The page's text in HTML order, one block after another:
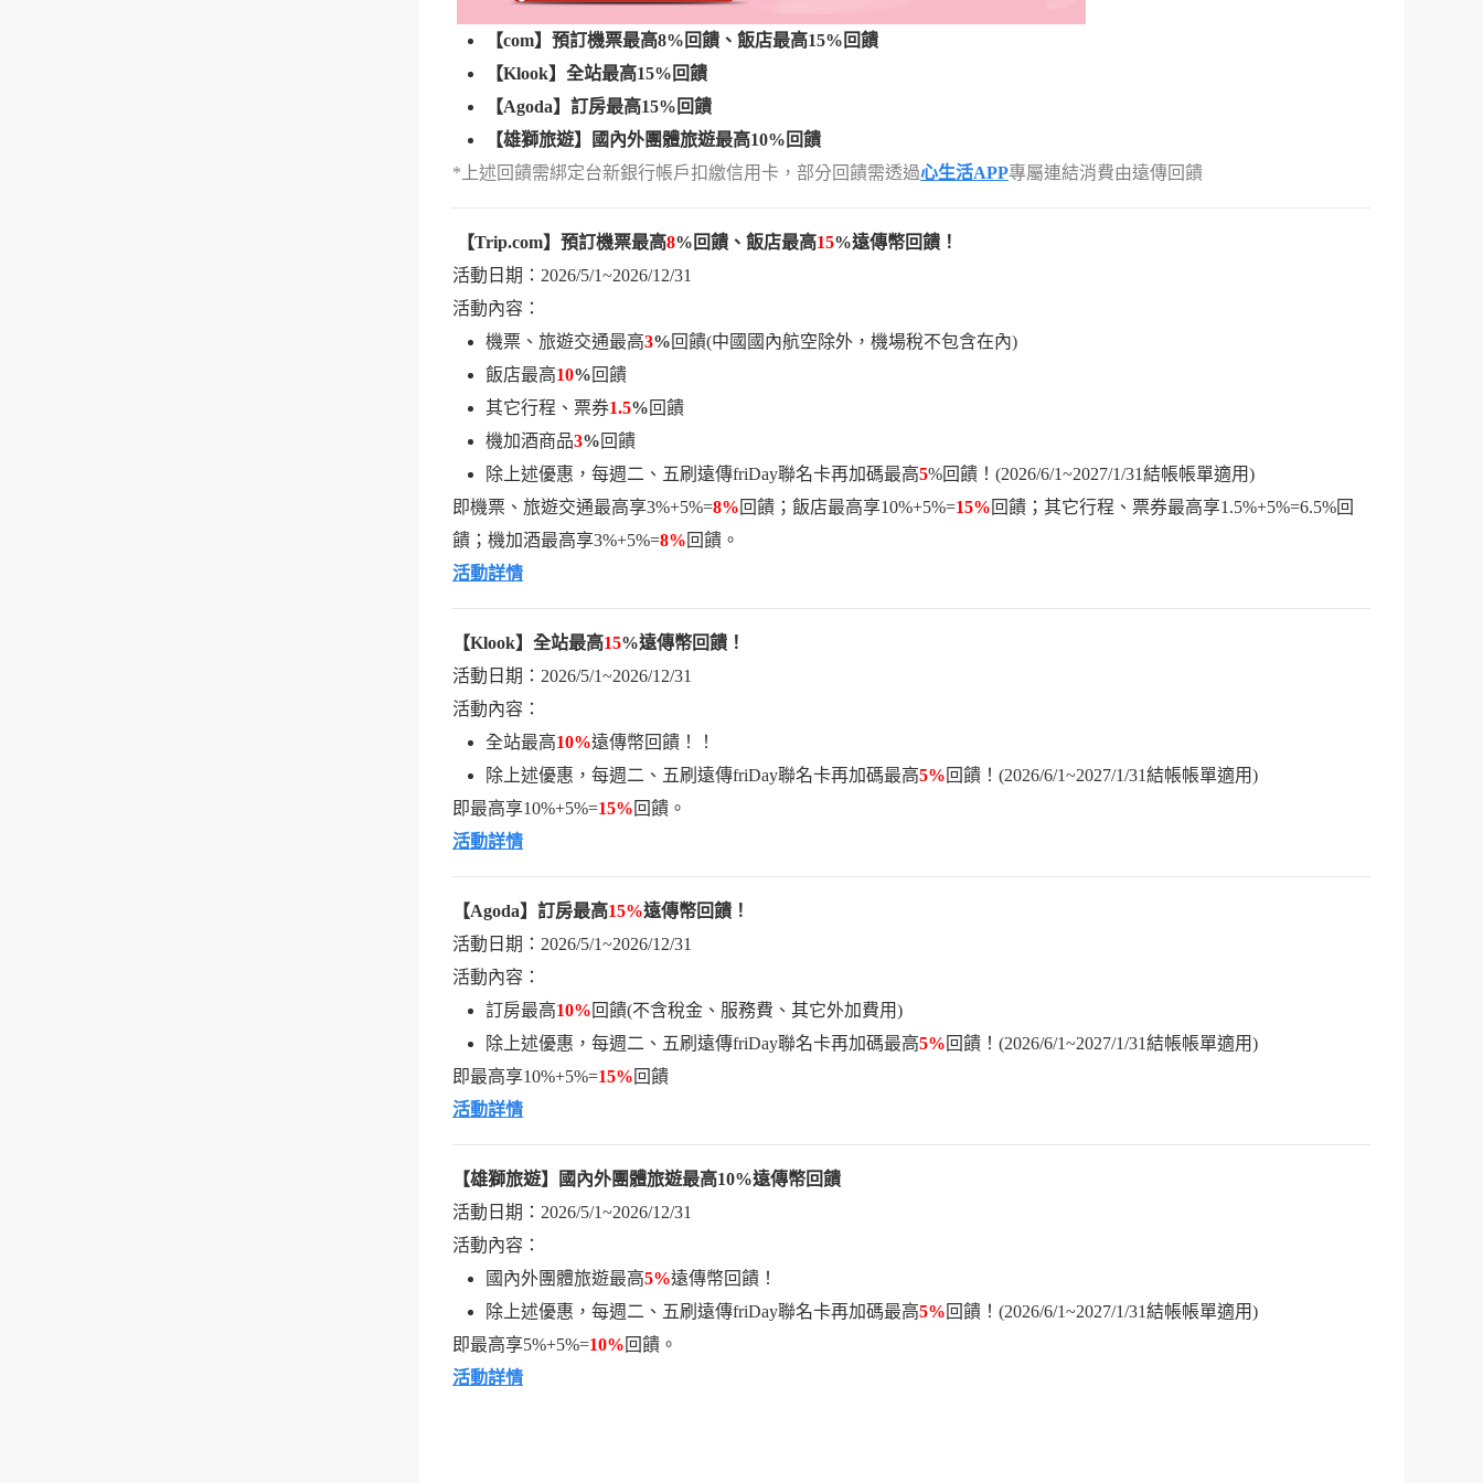
【com】預訂機票最高8% 回饋、飯店最高15% 回饋
【Klook】全站最高15% 回饋
【Agoda】訂房最高15% 回饋
【雄獅旅遊】國內外團體旅遊最高10% 回饋
*上述回饋需綁定台新銀行帳戶扣繳信用卡，部分回饋需透過心生活APP專屬連結消費由遠傳回饋
【Trip.com】預訂機票最高8% 回饋、飯店最高15%遠傳幣回饋！
活動日期：2026/5/1~2026/12/31
活動內容：
機票、旅遊交通最高3% 回饋(中國國內航空除外，機場稅不包含在內)
飯店最高10% 回饋
其它行程、票券1.5% 回饋
機加酒商品3% 回饋
除上述優惠，每週二、五刷遠傳friDay聯名卡再加碼最高5%回饋！(2026/6/1~2027/1/31結帳帳單適用)
即機票、旅遊交通最高享3%+5%=8% 回饋；飯店最高享10%+5%=15% 回饋；其它行程、票券最高享1.5%+5%=6.5%回
饋；機加酒最高享3%+5%=8% 回饋。
活動詳情
【Klook】全站最高15%遠傳幣回饋！
活動日期：2026/5/1~2026/12/31
活動內容：
全站最高10%遠傳幣回饋！！
除上述優惠，每週二、五刷遠傳friDay聯名卡再加碼最高5% 回饋！(2026/6/1~2027/1/31結帳帳單適用)
即最高享10%+5%=15% 回饋。
活動詳情
【Agoda】訂房最高15%遠傳幣回饋！
活動日期：2026/5/1~2026/12/31
活動內容：
訂房最高10% 回饋(不含稅金、服務費、其它外加費用)
除上述優惠，每週二、五刷遠傳friDay聯名卡再加碼最高5% 回饋！(2026/6/1~2027/1/31結帳帳單適用)
即最高享10%+5%=15% 回饋
活動詳情
【雄獅旅遊】國內外團體旅遊最高10%遠傳幣回饋
活動日期：2026/5/1~2026/12/31
活動內容：
國內外團體旅遊最高5%遠傳幣回饋！
除上述優惠，每週二、五刷遠傳friDay聯名卡再加碼最高5% 回饋！(2026/6/1~2027/1/31結帳帳單適用)
即最高享5%+5%=10% 回饋。
活動詳情